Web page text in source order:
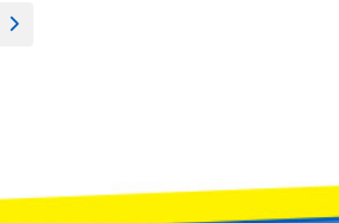
ความยินดีด้วยครับกับผลงาน ครั้งหนึ่ง…ที่ลำพูน
ถัดไป: 28 พฤศจิกายน 2567 ร่วมแสดงความยินดีกั